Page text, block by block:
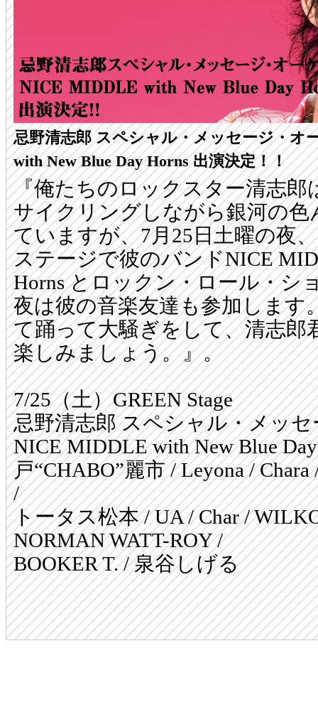
忌野清志郎 スペシャル・メッセージ・オ
with New Blue Day Horns 出演決定！！
『俺たちのロックスター清志郎
サイクリングしながら銀河の
ていますが、7月25日土曜の夜
ステージで彼のバンドNICE
Horns とロックン・ロール・シ
夜は彼の音楽友達も参加します
て踊って大騒ぎをして、清志郎
楽しみましょう。』。
7/25（土）GREEN Stage
忌野清志郎 スペシャル・メッ
NICE MIDDLE with New Blue
戸“CHABO”麗市 / Leyona /
/
トータス松本 / UA / Char /
NORMAN WATT-ROY /
BOOKER T. / 泉谷しげる